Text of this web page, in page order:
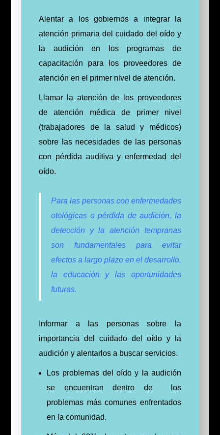
Alentar a los gobiernos a integrar la
atención primaria del cuidado del oído y
la audición en los programas de
capacitación para los proveedores de
atención en el primer nivel de atención.
Llamar la atención de los proveedores
de atención médica de primer nivel
(trabajadores de la salud y médicos)
sobre las necesidades de las personas
con pérdida auditiva y enfermedad del
oído.
Para las personas con enfermedades
otológicas o pérdida de audición, la
detección y la atención tempranas
son fundamentales para evitar
efectos a largo plazo en el desarrollo,
la educación y las oportunidades
futuras.
Informar a las personas sobre la
importancia del cuidado del oído y la
audición y alentarlos a buscar servicios.
Los problemas del oído y la audición
se encuentran dentro de los
problemas más comunes enfrentados
en la comunidad.